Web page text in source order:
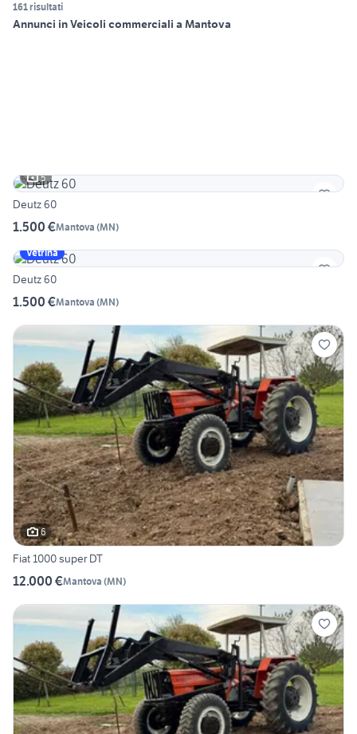
161 risultati
Annunci in Veicoli commerciali a Mantova
5
Deutz 60
1.500 €Mantova (MN)
Vetrina
Deutz 60
1.500 €Mantova (MN)
6
Fiat 1000 super DT
12.000 €Mantova (MN)